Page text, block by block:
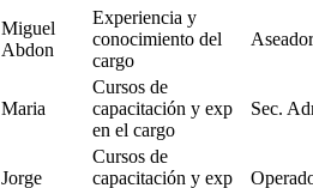
Miguel
Abdon
Experiencia y
conocimiento del
cargo
Maria
Cursos de
capacitación y exp
en el cargo
Sec.
Jorge
Cursos de
capacitación y exp